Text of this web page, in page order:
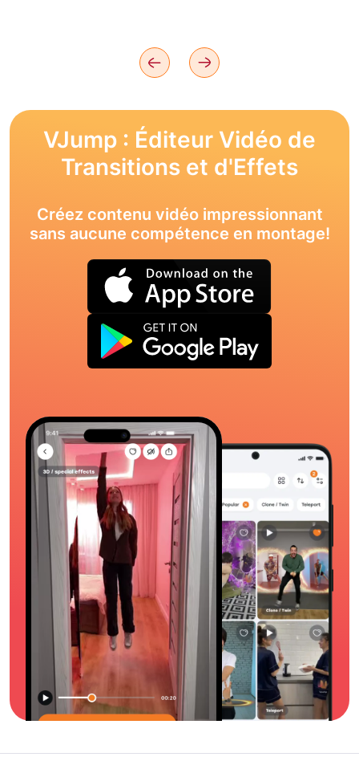
VJump : Éditeur Vidéo de
Transitions et d'Effets
Créez contenu vidéo impressionnant
sans aucune compétence en montage!